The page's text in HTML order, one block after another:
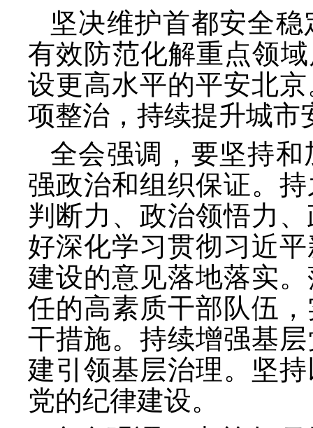
坚决维护首都安全
有效防范化解重点领
设更高水平的平安北
项整治，持续提升城市
全会强调，要坚持
强政治和组织保证。
判断力、政治领悟力
好深化学习贯彻习近
建设的意见落地落实
任的高素质干部队伍
干措施。持续增强基
建引领基层治理。坚
党的纪律建设。